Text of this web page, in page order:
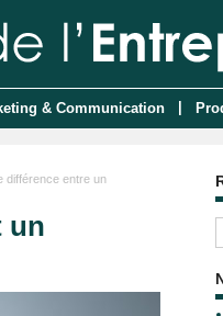
& Communication
différence entre un
un